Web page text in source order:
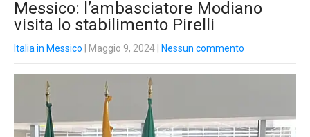
Messico: l’ambasciatore Modiano
visita lo stabilimento Pirelli
Italia in Messico | Maggio 9, 2024 Nessun commento